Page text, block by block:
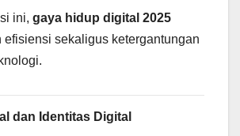
ini, gaya hidup digital 2025
efisiensi sekaligus ketergantungan
dan Identitas Digital